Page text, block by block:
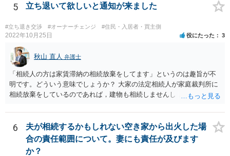
5 立ち退いて欲しいと通知が来ました
#立ち退き交渉 #オーナーチェンジ #住民・入居者・買主側
2022年10月25日 役にたった 3
秋山 直人 弁護士
「相続人の方は家賃滞納の相続放棄をしてます」というのは趣旨が不
明です。どういう意味でしょうか？ 大家の法定相続人が家庭裁判所に
相続放棄をしているのであれば，建物も相続しませんし，相続放棄を
状態にあるということは，賃貸借契約自体を解除されても文句が言え
ない状態にあるということなので，通常，立退料はもらえません。 立
退料を請求したり，立退きを拒否するのであれば，まずは滞納賃料の
解消が先決です。
6
夫が相続するかもしれない空き家から出火した場
合の責任範囲について。妻にも責任が及びます
か？